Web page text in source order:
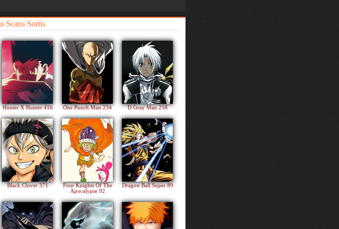
Scans Sortis
Hunter X Hunter 416 One Punch Man 234 D Gray Man 258
Black Clover 371
Four Knights Of The
Apocalypse 92
Dragon Ball Super 89